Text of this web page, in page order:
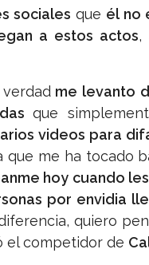
sociales que él no
a estos actos,
verdadme levanto
que
videos para
que me ha tocado
hoy cuando
por envidia
quiero
el competidor de